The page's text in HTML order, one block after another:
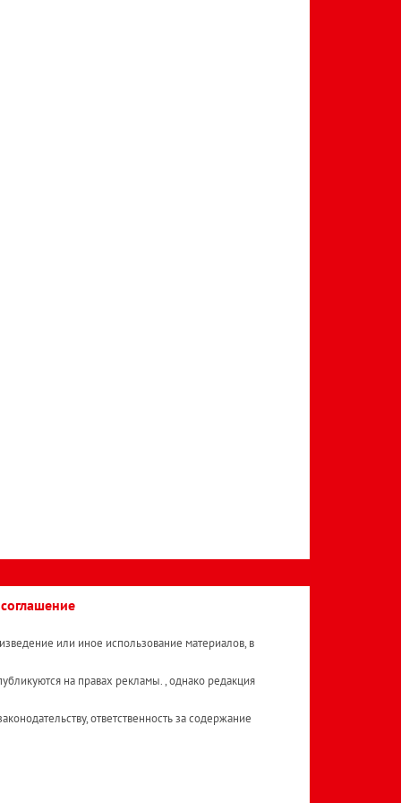
или иное использование материалов, в
на правах рекламы. , однако редакция
ответственность за содержание